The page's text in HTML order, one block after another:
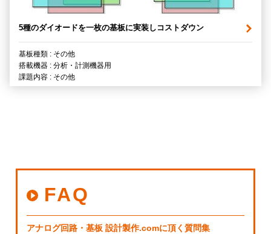
5種のダイオードを一枚の基板に実装しコストダウン
基板種類 : その他
搭載機器 : 分析・計測機器用
課題内容 : その他
FAQ
アナログ回路・基板 設計製作.comに頂く質問集